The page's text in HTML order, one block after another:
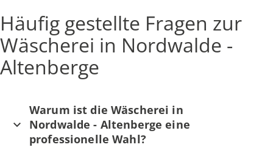
Häufig gestellte Fragen zur
Wäscherei in Nordwalde -
Altenberge
Warum ist die Wäscherei in
Nordwalde - Altenberge eine
professionelle Wahl?